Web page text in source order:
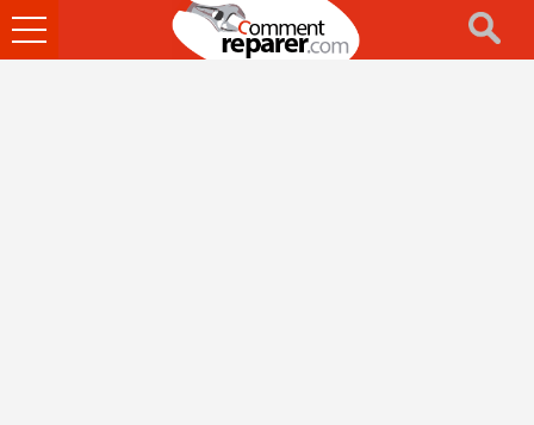
Ouvrir
le